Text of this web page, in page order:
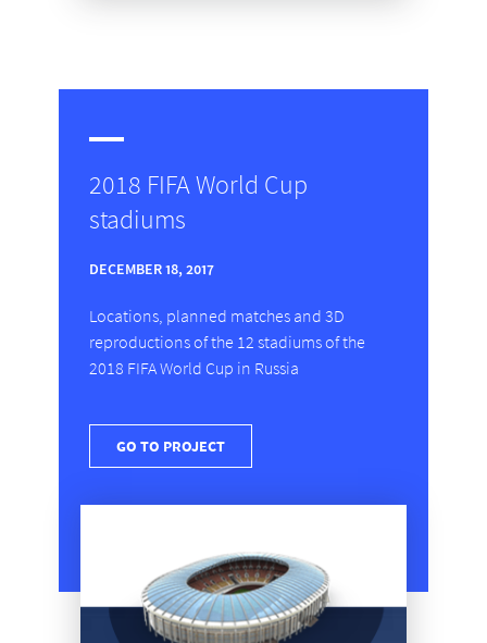
2018 FIFA World Cup
stadiums
DECEMBER 18, 2017
Locations, planned matches and 3D
reproductions of the 12 stadiums of the
2018 FIFA World Cup in Russia
GO TO PROJECT